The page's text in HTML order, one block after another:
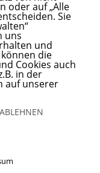
oder auf „Alle
Sie
uns
und
die
Cookies auch
in der
auf unserer